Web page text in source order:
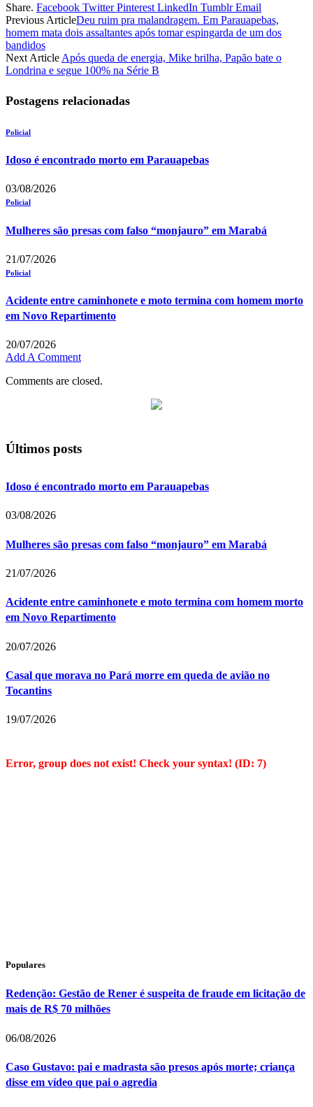
Share. Facebook Twitter Pinterest LinkedIn Tumblr Email
Previous ArticleDeu ruim pra malandragem. Em Parauapebas,
homem mata dois assaltantes após tomar espingarda de um dos
bandidos
Next Article Após queda de energia, Mike brilha, Papão bate o
Londrina e segue 100% na Série B
Postagens relacionadas
Policial
Idoso é encontrado morto em Parauapebas
03/08/2026
Policial
Mulheres são presas com falso “monjauro” em Marabá
21/07/2026
Policial
Acidente entre caminhonete e moto termina com homem morto
em Novo Repartimento
20/07/2026
Add A Comment
Comments are closed.
Últimos posts
Idoso é encontrado morto em Parauapebas
03/08/2026
Mulheres são presas com falso “monjauro” em Marabá
21/07/2026
Acidente entre caminhonete e moto termina com homem morto
em Novo Repartimento
20/07/2026
Casal que morava no Pará morre em queda de avião no
Tocantins
19/07/2026
Error, group does not exist! Check your syntax! (ID: 7)
Populares
Redenção: Gestão de Rener é suspeita de fraude em licitação de
mais de R$ 70 milhões
06/08/2026
Caso Gustavo: pai e madrasta são presos após morte; criança
disse em vídeo que pai o agredia